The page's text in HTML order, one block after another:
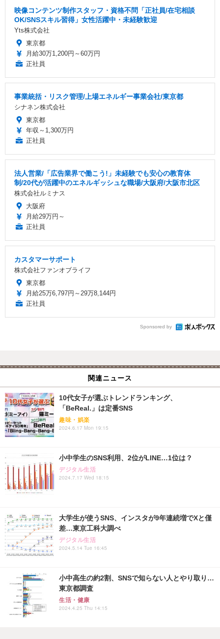
映像コンテンツ制作スタッフ・資格不問「正社員/在宅相談
OK/SNSスキル習得」女性活躍中・未経験歓迎
Yts株式会社
東京都
月給30万1,200円～60万円
正社員
事業統括・リスク管理/上場エネルギー事業会社/東京都
シナネン株式会社
東京都
年収～1,300万円
正社員
法人営業/「広告業界で働こう!」未経験でも安心の教育体
制/20代が活躍中のエネルギッシュな職場/大阪府/大阪市北区
株式会社ルミナス
大阪府
月給29万円～
正社員
カスタマーサポート
株式会社ファンオブライフ
東京都
月給25万6,797円～29万8,144円
正社員
Sponsored by
関連ニュース
10代女子が選ぶトレンドランキング、
「BeReal.」は定番SNS
趣味・娯楽
2024.6.17 Mon 19:15
小中学生のSNS利用、2位がLINE…1位は？
デジタル生活
2024.7.17 Wed 18:15
大学生が使うSNS、インスタが9年連続増でXと僅
差…東京工科大調べ
デジタル生活
2024.5.14 Tue 16:45
小中高生の約2割、SNSで知らない人とやり取り…
東京都調査
生活・健康
2024.4.25 Thu 14:15